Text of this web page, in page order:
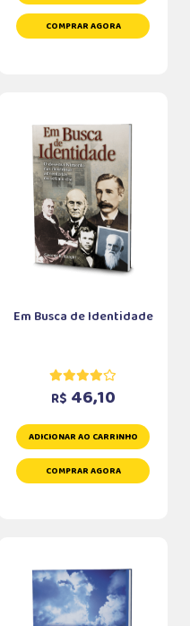
COMPRAR AGORA
Em Busca de Identidade
R$ 46,10
ADICIONAR AO CARRINHO
COMPRAR AGORA